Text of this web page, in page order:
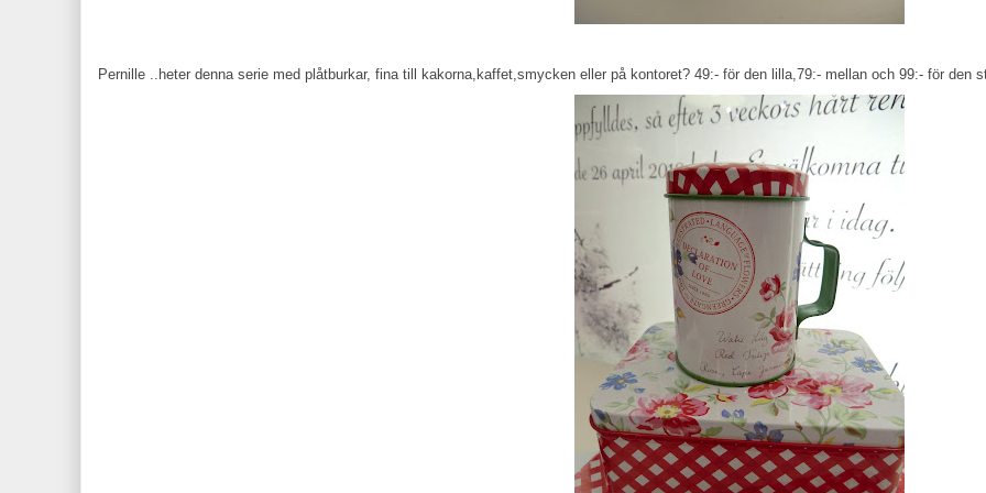
Pernille ..heter denna serie med plåtburkar, fina till kakorna,kaffet,smycken eller på kontoret? 49:- för den lilla,79:- mellan och 99:- för den